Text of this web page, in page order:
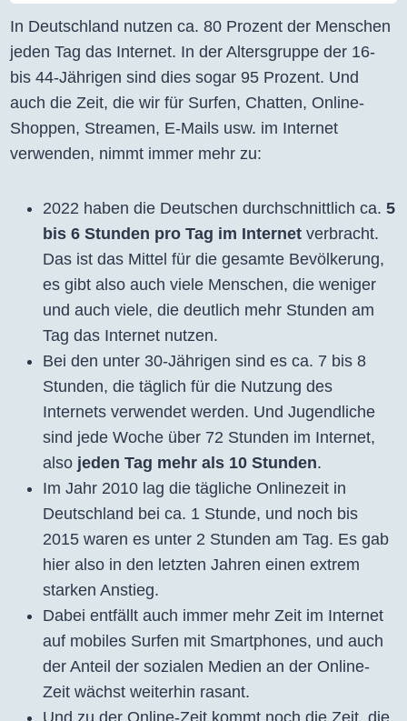
In Deutschland nutzen ca. 80 Prozent der Menschen
jeden Tag das Internet. In der Altersgruppe der 16-
bis 44-Jährigen sind dies sogar 95 Prozent. Und
auch die Zeit, die wir für Surfen, Chatten, Online-
Shoppen, Streamen, E-Mails usw. im Internet
verwenden, nimmt immer mehr zu:
2022 haben die Deutschen durchschnittlich ca.5
bis 6 Stunden pro Tag im Internet verbracht.
Das ist das Mittel für die gesamte Bevölkerung,
es gibt also auch viele Menschen, die weniger
und auch viele, die deutlich mehr Stunden am
Tag das Internet nutzen.
Bei den unter 30-Jährigen sind es ca. 7 bis 8
Stunden, die täglich für die Nutzung des
Internets verwendet werden. Und Jugendliche
sind jede Woche über 72 Stunden im Internet,
also jeden Tag mehr als 10 Stunden.
Im Jahr 2010 lag die tägliche Onlinezeit in
Deutschland bei ca. 1 Stunde, und noch bis
2015 waren es unter 2 Stunden am Tag. Es gab
hier also in den letzten Jahren einen extrem
starken Anstieg.
Dabei entfällt auch immer mehr Zeit im Internet
auf mobiles Surfen mit Smartphones, und auch
der Anteil der sozialen Medien an der Online-
Zeit wächst weiterhin rasant.